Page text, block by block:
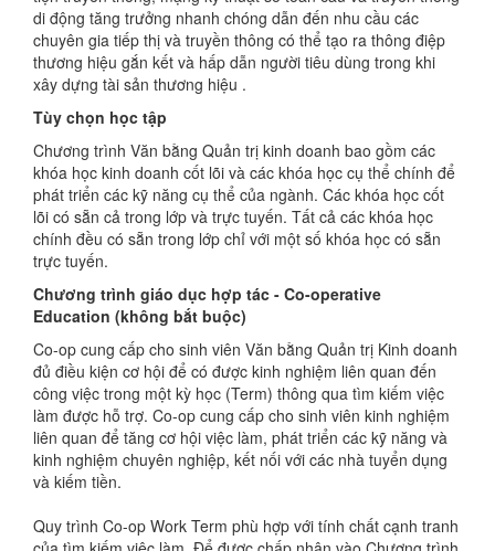
di động tăng trưởng nhanh chóng dẫn đến nhu cầu các
chuyên gia tiếp thị và truyền thông có thể tạo ra thông điệp
thương hiệu gắn kết và hấp dẫn người tiêu dùng trong khi
xây dựng tài sản thương hiệu .
Tùy chọn học tập
Chương trình Văn bằng Quản trị kinh doanh bao gồm các
khóa học kinh doanh cốt lõi và các khóa học cụ thể chính để
phát triển các kỹ năng cụ thể của ngành. Các khóa học cốt
lõi có sẵn cả trong lớp và trực tuyến. Tất cả các khóa học
chính đều có sẵn trong lớp chỉ với một số khóa học có sẵn
trực tuyến.
Chương trình giáo dục hợp tác - Co-operative
Education (không bắt buộc)
Co-op cung cấp cho sinh viên Văn bằng Quản trị Kinh doanh
đủ điều kiện cơ hội để có được kinh nghiệm liên quan đến
công việc trong một kỳ học (Term) thông qua tìm kiếm việc
làm được hỗ trợ. Co-op cung cấp cho sinh viên kinh nghiệm
liên quan để tăng cơ hội việc làm, phát triển các kỹ năng và
kinh nghiệm chuyên nghiệp, kết nối với các nhà tuyển dụng
và kiếm tiền.
Quy trình Co-op Work Term phù hợp với tính chất cạnh tranh